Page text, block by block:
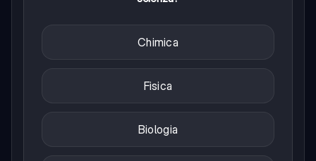
Chimica
Fisica
Biologia